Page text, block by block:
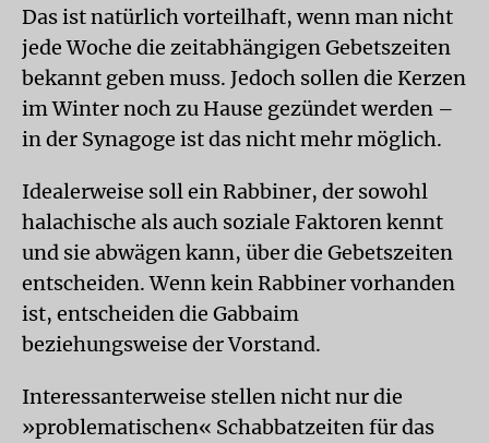
Das ist natürlich vorteilhaft, wenn man nicht
jede Woche die zeitabhängigen Gebetszeiten
bekannt geben muss. Jedoch sollen die Kerzen
im Winter noch zu Hause gezündet werden –
in der Synagoge ist das nicht mehr möglich.
Idealerweise soll ein Rabbiner, der sowohl
halachische als auch soziale Faktoren kennt
und sie abwägen kann, über die Gebetszeiten
entscheiden. Wenn kein Rabbiner vorhanden
ist, entscheiden die Gabbaim
beziehungsweise der Vorstand.
Interessanterweise stellen nicht nur die
»problematischen« Schabbatzeiten für das